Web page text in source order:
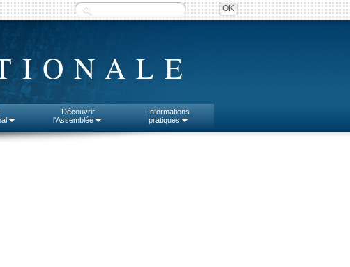
Découvrir
l'Assemblée
Informations
pratiques